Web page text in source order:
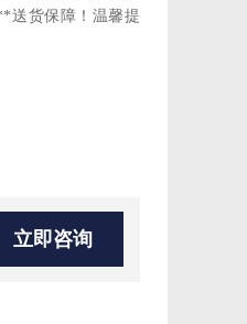
送货保障！温馨提
立即咨询